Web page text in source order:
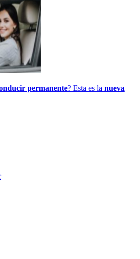
permanente? Esta es la nueva